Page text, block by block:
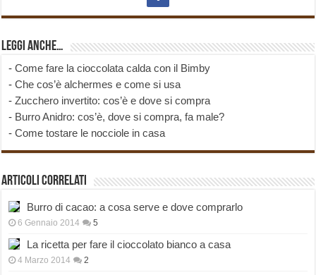
Leggi anche…
-Come fare la cioccolata calda con il Bimby
-Che cos’è alchermes e come si usa
-Zucchero invertito: cos’è e dove si compra
- Burro Anidro: cos’è, dove si compra, fa male?
-Come tostare le nocciole in casa
Articoli correlati
Burro di cacao: a cosa serve e dove comprarlo
6 Gennaio 2014 5
La ricetta per fare il cioccolato bianco a casa
4 Marzo 2014 2